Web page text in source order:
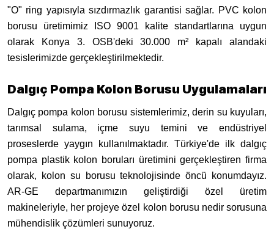
"O" ring yapısıyla sızdırmazlık garantisi sağlar. PVC kolon
borusu üretimimiz ISO 9001 kalite standartlarına uygun
olarak Konya 3. OSB'deki 30.000 m² kapalı alandaki
tesislerimizde gerçekleştirilmektedir.
Dalgıç Pompa Kolon Borusu Uygulamaları
Dalgıç pompa kolon borusu sistemlerimiz, derin su kuyuları,
tarımsal sulama, içme suyu temini ve endüstriyel
proseslerde yaygın kullanılmaktadır. Türkiye'de ilk dalgıç
pompa plastik kolon boruları üretimini gerçekleştiren firma
olarak, kolon su borusu teknolojisinde öncü konumdayız.
AR-GE departmanımızın geliştirdiği özel üretim
makineleriyle, her projeye özel kolon borusu nedir sorusuna
mühendislik çözümleri sunuyoruz.